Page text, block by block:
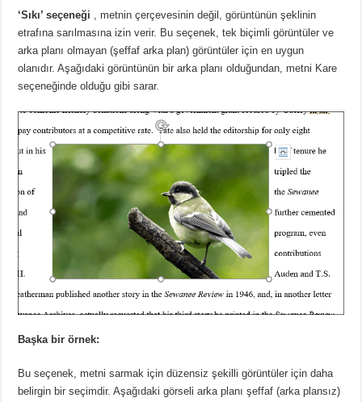
‘Sıkı’ seçeneği , metnin çerçevesinin değil, görüntünün şeklinin
etrafına sarılmasına izin verir. Bu seçenek, tek biçimli görüntüler ve
arka planı olmayan (şeffaf arka plan) görüntüler için en uygun
olanıdır.Aşağıdaki görüntünün bir arka planı olduğundan, metni Kare
seçeneğinde olduğu gibi sarar.
Başka bir örnek:
Bu seçenek, metni sarmak için düzensiz şekilli görüntüler için daha
belirgin bir seçimdir.Aşağıdaki görseli arka planı şeffaf (arka plansız)